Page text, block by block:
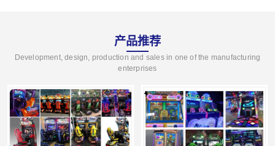
产品推荐
Development, design, production and sales in one of the manufacturing
enterprises